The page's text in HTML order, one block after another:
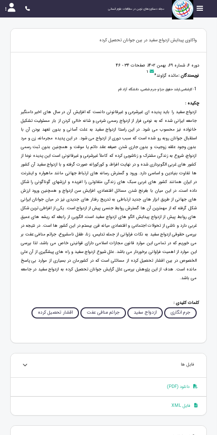
مجله دستاوردهای نوین در مطالعات علوم انسانی
واکاوی پیدایش ازدواج سفید در بین جوانان تحصیل کرده
دوره 6، شماره 69، بهمن 1402، صفحات 34 - 46
نویسندگان :مائده گراوند* 1
1- کارشناسی ارشد حقوق جزا و جرم شناسی، دانشگاه آزاد قم
چکیده :
ازدواج سفید را باید پدیده ای غیرشرعی و غیرقانونی دانست که افزایش آن در سال های اخیر دامنگیر
جامعه ایرانی شده که به نوعی فرار از ازدواج رسمی شرعی و شانه خالی کردن از بار مسئولیت تشکیل
خانواده نیز محسوب می شود. در این راستا ازدواج سفید به علت آسانی و بدون تعهد بودن آن با
استقبال جوانان روبه رو شده است که سبب دوری از ازدواج می شود. در این پدیده مجرمانه، زن و مرد
بدون وجود علقه زوجیت و بدون جاری شدن صیغه عقد دائم یا موقت و همچنین بدون ثبت رسمی
ازدواج، شروع به زندگی مشترک و زناشویی کرده که کاملاً غیرشرعی و غیرقانونی است این پدیده نوعا از
کشور های غربی الگوبرداری شده و در نهایت افراط، و کورکورانه صورت گرفته و با ازدواج سفید آن کشور
ها تفاوت بنیادین و اساسی دارد. ورود و گسترش رسانه های ارتباط جهانی مانند ماهواره و اینترنت
در ایران همانند کشور های غربی سبک های زندگی متفاوتی را افریده و ارزشهای گوناگونی را شکل
داده است، در این میان با بغرنج شدن مسائل اقتصادی، افزایش سن ازدواج و همچنین ورود ارزش
های جهانی از طریق ابزار های جدید ارتباطی به تدریج رفتار های جدیدی نیز در میان جوانان ایرانی
شکل گرفته که از مهمترین آن ها گسترش روابط جنسی پیش از ازدواج است. یکی از افراطی ترین شکل
های روابط پیش از ازدواج پیدایش الگو های ازدواج سفید است، الگویی از رابطه که ریشه های عمیق
غربی دارد و ناشی از تحولات اجتماعی و اقتصادی میانه قرن بیستم در این کشور ها است. در نتیجه در
بررسی حقوقی ازدواج سفید به نکات فراوانی از جمله تدلیس، زنا، طفل نامشروع، جرائم منافی عفت بر
می خوریم که در تمامی این موارد قانون مجازات اسلامی دارای قوانینی خاص می باشد، لذا بررسی
این موارد از اهمیت فراوانی برخوردار می باشد. علل شیوع ازدواج سفید و راه های پیشگیری از آن علی
الخصوص در بین اقشار تحصیل کرده از مسائلی است که در کشورمان در بسیاری از موارد بی پاسخ
مانده است. هدف از این پژوهش بررسی علل گرایش جوانان تحصیل کرده به ازدواج سفید در جامعه
می باشد.
کلمات کلیدی :
جرم انگاری ازدواج سفید جرائم منافی عفت اقشار تحصیل کرده
فایل ها
دانلود (PDF)
فایل XML